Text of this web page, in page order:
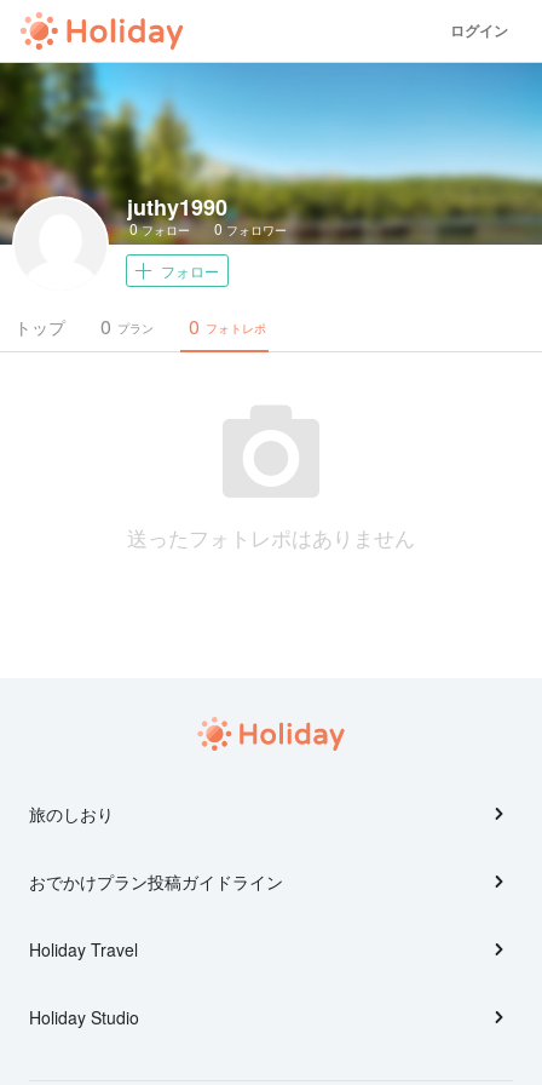
ログイン
juthy1990
0フォロー 0 フォロワー
フォロー
トップ プラン
0 フォトレポ
0
送ったフォトレポはありません
旅のしおり
おでかけプラン投稿ガイドライン
Holiday Travel
Holiday Studio